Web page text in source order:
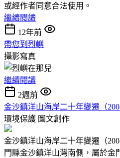
或經作者同意合法使用。
繼續閱讀
12年前
帶您到烈嶼
攝影寫真
繼續閱讀
2週前
金沙鎮洋山海岸二十年變遷（
環境保護 圖文創作
金沙鎮洋山海岸二十年變遷（
門縣金沙鎮洋山灣南側，屬於金